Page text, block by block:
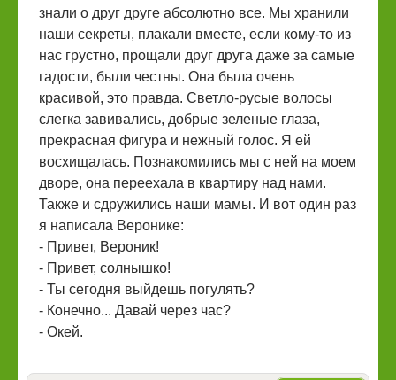
знали о друг друге абсолютно все. Мы хранили
наши секреты, плакали вместе, если кому-то из
нас грустно, прощали друг друга даже за самые
гадости, были честны. Она была очень
красивой, это правда. Светло-русые волосы
слегка завивались, добрые зеленые глаза,
прекрасная фигура и нежный голос. Я ей
восхищалась. Познакомились мы с ней на моем
дворе, она переехала в квартиру над нами.
Также и сдружились наши мамы. И вот один раз
я написала Веронике:
- Привет, Вероник!
- Привет, солнышко!
- Ты сегодня выйдешь погулять?
- Конечно... Давай через час?
- Окей.